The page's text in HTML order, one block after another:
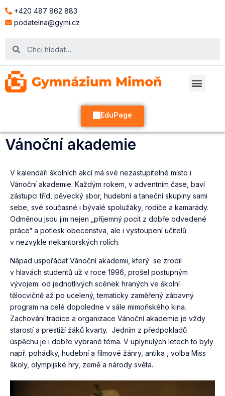
+420 487 862 883
podatelna@gymi.cz
EduPage
Vánoční akademie
V kalendáři školních akcí má své nezastupitelné místo i
Vánoční akademie. Každým rokem, v adventním čase, baví
zástupci tříd, pěvecký sbor, hudební a taneční skupiny sami
sebe, své současné i bývalé spolužáky, rodiče a kamarády.
Odměnou jsou jim nejen „příjemný pocit z dobře odvedené
práce“ a potlesk obecenstva, ale i vystoupení učitelů
v nezvykle nekantorských rolích.
Nápad uspořádat Vánoční akademii, který se zrodil
v hlavách studentů už v roce 1996, prošel postupným
vývojem: od jednotlivých scének hraných ve školní
tělocvičně až po ucelený, tematicky zaměřený zábavný
program na celé dopoledne v sále mimoňského kina.
Zachování tradice a organizace Vánoční akademie je vždy
starostí a prestiží žáků kvarty. Jedním z předpokladů
úspěchu je i dobře vybrané téma. V uplynulých letech to byly
např. pohádky, hudební a filmové žánry, antika , volba Miss
školy, olympijské hry, země a národy světa.